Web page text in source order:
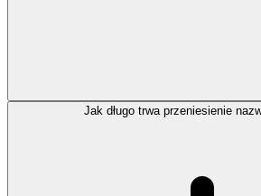
Jak długo trwa przeniesienie